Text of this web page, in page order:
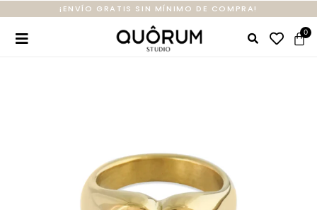
¡ENVÍO GRATIS SIN MÍNIMO DE COMPRA!